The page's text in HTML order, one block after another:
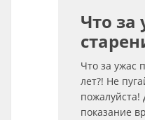
Что за
Что за ужас
лет?! Не
пожалуйста!
показание